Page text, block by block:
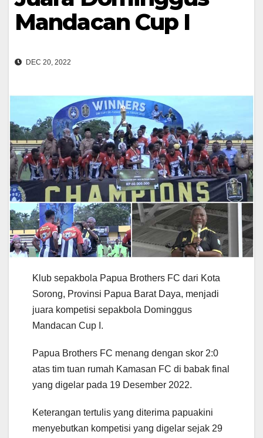
Mandacan Cup I
DEC 20, 2022
Klub sepakbola Papua Brothers FC dari Kota
Sorong, Provinsi Papua Barat Daya, menjadi
juara kompetisi sepakbola Dominggus
Mandacan Cup I.
Papua Brothers FC menang dengan skor 2:0
atas tim tuan rumah Kamasan FC di babak final
yang digelar pada 19 Desember 2022.
Keterangan tertulis yang diterima papuakini
menyebutkan kompetisi yang digelar sejak 29